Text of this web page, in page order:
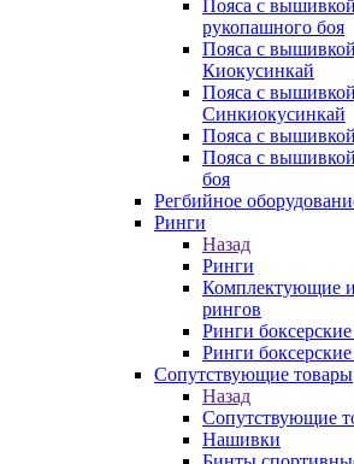
Пояса с
рукопашного боя
Пояса с
Киокусинкай
Пояса с
Синкиокусинкай
Пояса с
Пояса с
боя
Регбийное
Ринги
Назад
Ринги
Комплектующие и
рингов
Ринги
Ринги
Сопутствующие товары
Назад
Сопутствующие
Нашивки